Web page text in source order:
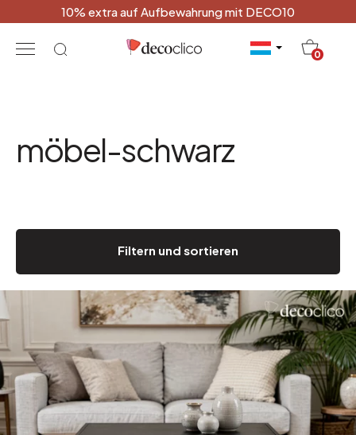
10% extra auf Aufbewahrung mit DECO10
0
möbel-schwarz
Filtern und sortieren